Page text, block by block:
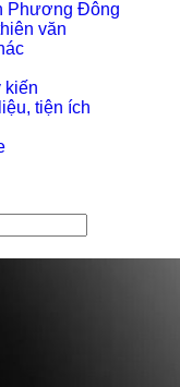
Phương Đông
văn
kiến
tiện ích